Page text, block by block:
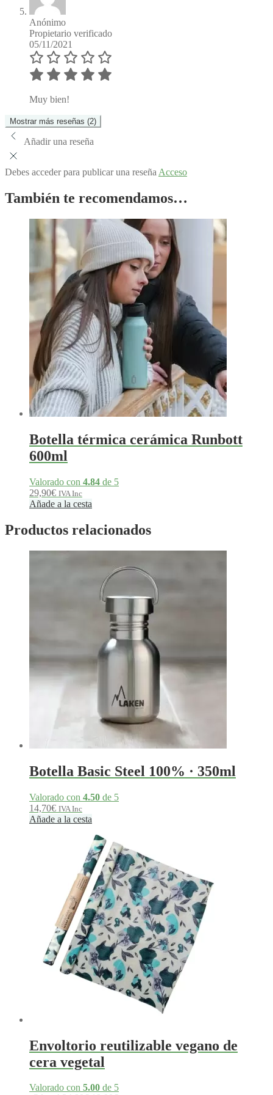
Anónimo
Propietario verificado
05/11/2021
Muy bien!
Mostrar más reseñas (2)
Añadir una reseña
Debes acceder para publicar una reseña Acceso
También te recomendamos…
Botella térmica cerámica Runbott
600ml
Valorado con 4.84 de 5
29,90€ IVA Inc
Añade a la cesta
Productos relacionados
Botella Basic Steel 100% · 350ml
Valorado con 4.50 de 5
14,70€ IVA Inc
Añade a la cesta
Envoltorio reutilizable vegano de
cera vegetal
Valorado con 5.00 de 5